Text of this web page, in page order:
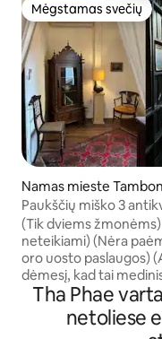
Mėgstamas svečių
Mėgstamas svečių
Namas mieste
Sing
Paukščių miško 3
namas Čiangmajaus
(10 min. pėsčiomis iki
lankytinų vietų
(Tik dviems
neteikiami) (Nėra
oro uosto paslaugos)
dėmesį, kad tai
nėra geras garso
Įsikūręs alėjoje pačioje
Čiangmajaus miesto
Tha Phae
netoliese